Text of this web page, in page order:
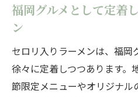
福岡グルメとして定着
ン
セロリ入りラーメンは、福岡
徐々に定着しつつあります。
節限定メニューやオリジナル